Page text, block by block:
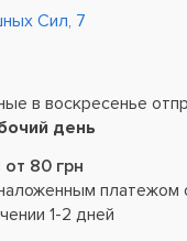
Сил, 7
в воскресенье
день
80 грн
платежом
1-2 дней